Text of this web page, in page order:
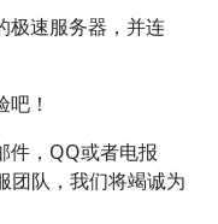
极速服务器，并连
！
件，QQ或者电报
团队，我们将竭诚为